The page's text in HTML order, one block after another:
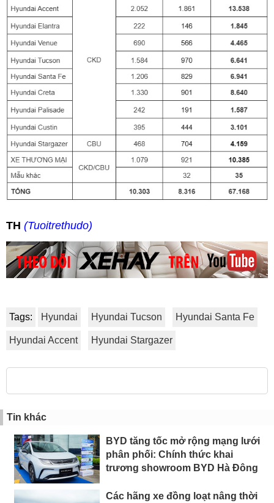
TH (Tuoitrethudo)
Tags: Hyundai Hyundai Tucson Hyundai Santa Fe
Hyundai Accent Hyundai Stargazer
Tin khác
BYD tăng tốc mở rộng mạng lưới
phân phối: Chính thức khai
trương showroom BYD Hà Đông
Các hãng xe đồng loạt nâng thời